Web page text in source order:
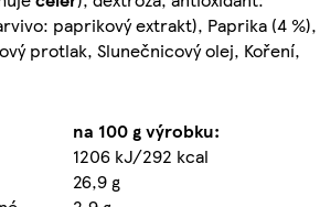
paprikový extrakt), Paprika (4 %),
protlak, Slunečnicový olej, Koření,
na 100 g výrobku:
1206 kJ/292 kcal
26,9 g